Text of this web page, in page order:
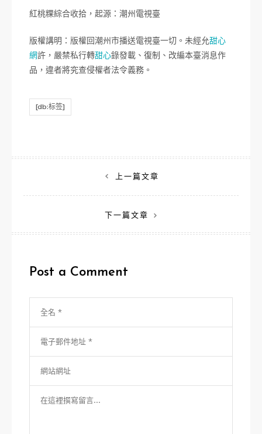
紅桃粿綜合收拾，起源：潮州電視臺
版權講明：版權回潮州市播送電視臺一切。未經允甜心
網許，嚴禁私行轉甜心錄發載、復制、改編本臺消息作
品，違者將究查侵權者法令義務。
[db:标签]
章
上一篇文章
下一篇文章
Post a Comment